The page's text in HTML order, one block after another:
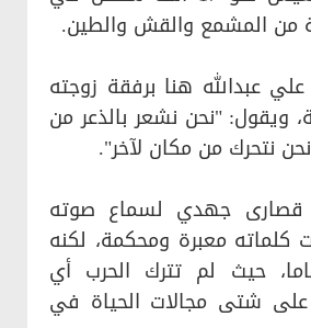
من المشمع والقش والطين.
عبدالله هنا برفقة زوجته
ويقول: "نحن نشعر بالذعر من
نتحرك من مكان لآخر".
قصارى جهدي لسماع صوته
كلماته معبرة ومحكمة، لكنه
حيث لم تترك الحرب أي
شتى مجالات الحياة في